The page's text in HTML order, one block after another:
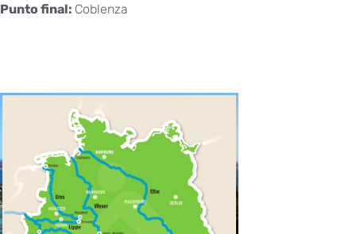
Punto final: Coblenza